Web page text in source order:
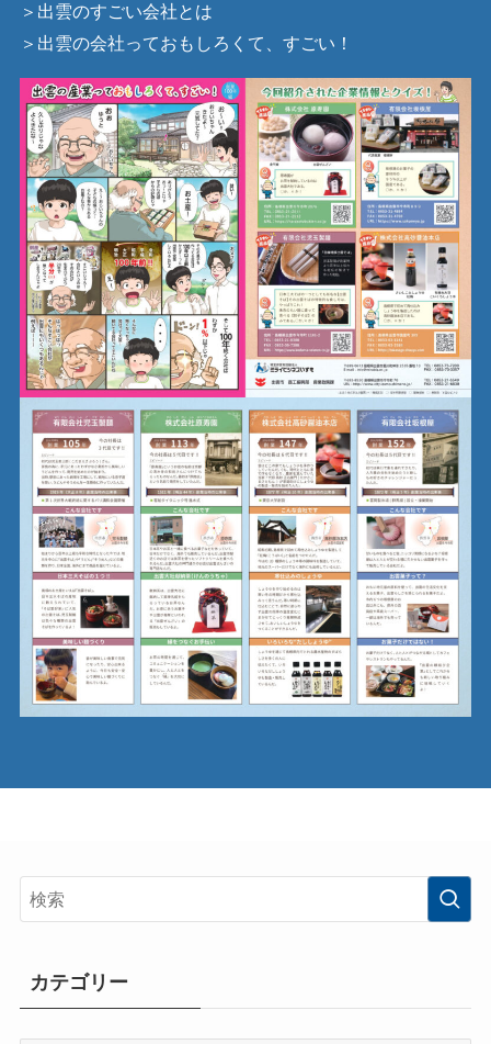
＞出雲のすごい会社とは
＞出雲の会社っておもしろくて、すごい！
カテゴリー